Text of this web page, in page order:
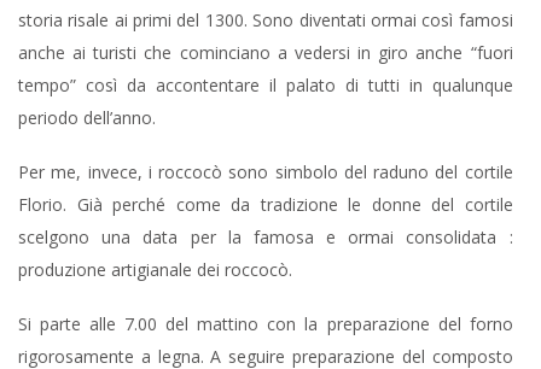
storia risale ai primi del 1300. Sono diventati ormai così famosi
anche ai turisti che cominciano a vedersi in giro anche “fuori
tempo” così da accontentare il palato di tutti in qualunque
periodo dell’anno.
Per me, invece, i roccocò sono simbolo del raduno del cortile
Florio. Già perché come da tradizione le donne del cortile
scelgono una data per la famosa e ormai consolidata :
produzione artigianale dei roccocò.
Si parte alle 7.00 del mattino con la preparazione del forno
rigorosamente a legna. A seguire preparazione del composto